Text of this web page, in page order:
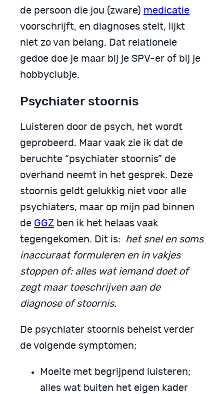
de persoon die jou (zware) medicatie
voorschrijft, en diagnoses stelt, lijkt
niet zo van belang. Dat relationele
gedoe doe je maar bij je SPV-er of bij je
hobbyclubje.
Psychiater stoornis
Luisteren door de psych, het wordt
geprobeerd. Maar vaak zie ik dat de
beruchte “psychiater stoornis” de
overhand neemt in het gesprek. Deze
stoornis geldt gelukkig niet voor alle
psychiaters, maar op mijn pad binnen
de GGZ ben ik het helaas vaak
tegengekomen. Dit is: het snel en soms
inaccuraat formuleren en in vakjes
stoppen of: alles wat iemand doet of
zegt maar toeschrijven aan de
diagnose of stoornis.
De psychiater stoornis behelst verder
de volgende symptomen;
Moeite met begrijpend luisteren;
alles wat buiten het eigen kader